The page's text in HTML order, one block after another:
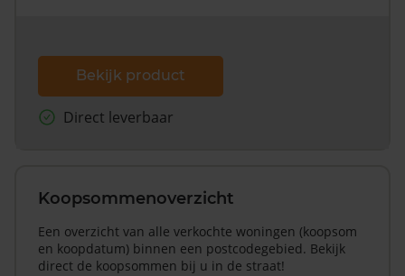
Bekijk product
Direct leverbaar
Koopsommenoverzicht
Een overzicht van alle verkochte woningen (koopsom
en koopdatum) binnen een postcodegebied. Bekijk
direct de koopsommen bij u in de straat!